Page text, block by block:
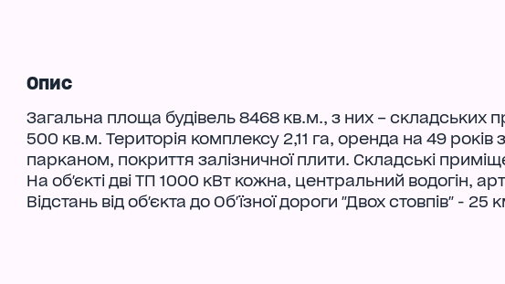
Опис
Загальна площа будівель 8468 кв.м., з них –
500 кв.м. Територія комплексу 2,11 га, оренда на 49
парканом, покриття залізничної плити. Складські
На об'єкті дві ТП 1000 кВт кожна, центральний водогін,
Відстань від об'єкта до Об'їзної дороги "Двох стовпів" - 25